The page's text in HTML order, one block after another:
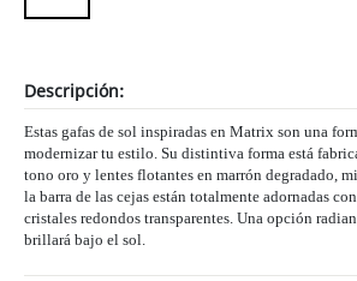
Descripción:
Estas gafas de sol inspiradas en Matrix son una
modernizar tu estilo. Su distintiva forma está
tono oro y lentes flotantes en marrón degradado,
la barra de las cejas están totalmente adornadas
cristales redondos transparentes. Una opción
brillará bajo el sol.